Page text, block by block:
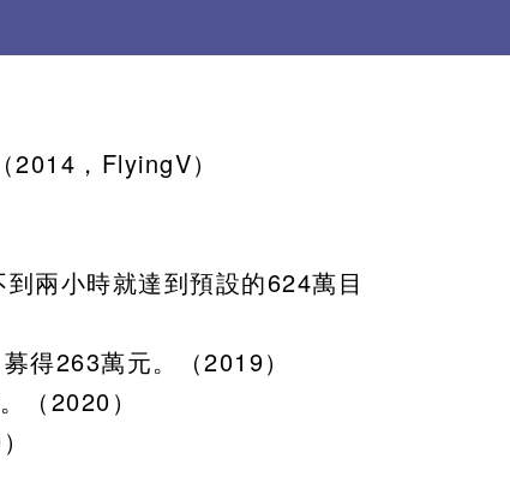
，FlyingV）
兩小時就達到預設的624萬目
得263萬元。（2019）
（2020）